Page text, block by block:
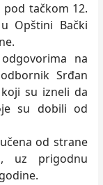
tačkom 12.
Opštini Bački
na
Srđan
su izneli da
su dobili od
od strane
uz prigodnu